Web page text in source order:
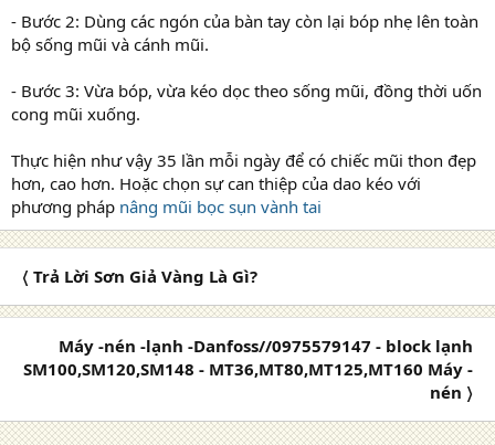
- Bước 2: Dùng các ngón của bàn tay còn lại bóp nhẹ lên toàn
bộ sống mũi và cánh mũi.
- Bước 3: Vừa bóp, vừa kéo dọc theo sống mũi, đồng thời uốn
cong mũi xuống.
Thực hiện như vậy 35 lần mỗi ngày để có chiếc mũi thon đẹp
hơn, cao hơn. Hoặc chọn sự can thiệp của dao kéo với
phương pháp nâng mũi bọc sụn vành tai
〈 Trả Lời Sơn Giả Vàng Là Gì?
Máy -nén -lạnh -Danfoss//0975579147 - block lạnh
SM100,SM120,SM148 - MT36,MT80,MT125,MT160 Máy -
nén 〉